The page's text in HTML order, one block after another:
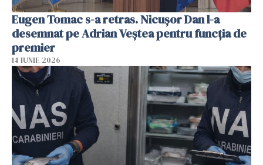
Eugen Tomac s-a retras. Nicușor Dan l-a
desemnat pe Adrian Veștea pentru funcția de
premier
14 IUNIE 2026